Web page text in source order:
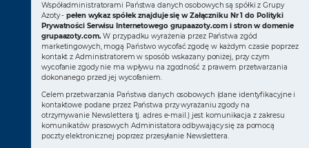
Współadministratorami Państwa danych osobowych są spółki z Grupy
Azoty -pełen wykaz spółek znajduje się w Załączniku Nr 1 do Polityki
Prywatności Serwisu Internetowego grupaazoty.com i stron w domenie
grupaazoty.com.W przypadku wyrażenia przez Państwa zgód
marketingowych, mogą Państwo wycofać zgodę w każdym czasie poprzez
kontakt z Administratorem w sposób wskazany poniżej, przy czym
wycofanie zgody nie ma wpływu na zgodność z prawem przetwarzania
dokonanego przed jej wycofaniem.
Celem przetwarzania Państwa danych osobowych (dane identyfikacyjne i
kontaktowe podane przez Państwa przy wyrażaniu zgody na
otrzymywanie Newslettera tj. adres e-mail.) jest komunikacja z zakresu
komunikatów prasowych Administatora odbywający się za pomocą
poczty elektronicznej poprzez przesyłanie Newslettera.